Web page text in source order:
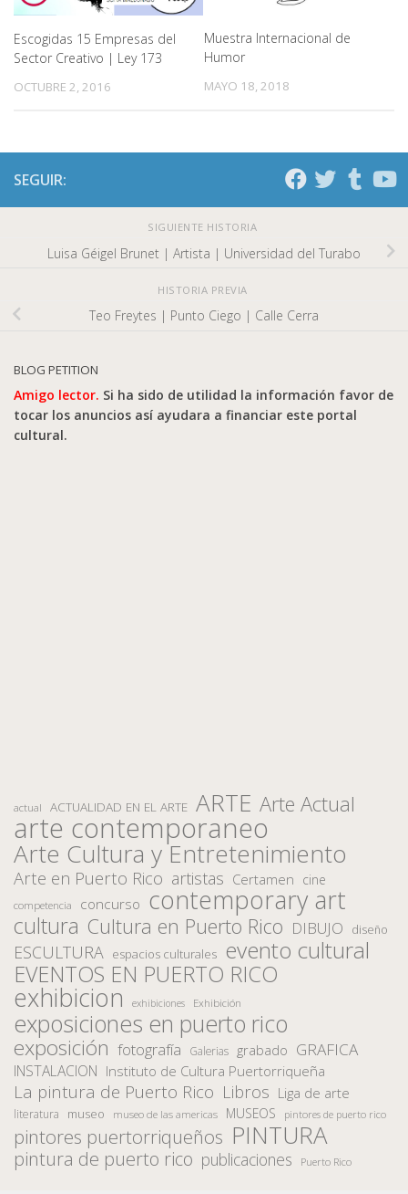
Escogidas 15 Empresas del
Sector Creativo | Ley 173
OCTUBRE 2, 2016
Muestra Internacional de
Humor
MAYO 18, 2018
SEGUIR:
SIGUIENTE HISTORIA
Luisa Géigel Brunet | Artista | Universidad del Turabo
HISTORIA PREVIA
Teo Freytes | Punto Ciego | Calle Cerra
BLOG PETITION
Amigo lector. Si ha sido de utilidad la información favor de
tocar los anuncios así ayudara a financiar este portal
cultural.
actual ACTUALIDAD EN EL ARTE ARTE Arte Actual
arte contemporaneo
Arte Cultura y Entretenimiento
Arte en Puerto Rico artistas Certamen cine
competencia concurso contemporary art
cultura Cultura en Puerto Rico DIBUJO diseño
ESCULTURA espacios culturales evento cultural
EVENTOS EN PUERTO RICO
exhibicion exhibiciones Exhibición
exposiciones en puerto rico
exposición fotografía Galerias grabado GRAFICA
INSTALACION Instituto de Cultura Puertorriqueña
La pintura de Puerto Rico Libros Liga de arte
literatura museo museo de las americas MUSEOS pintores de puerto rico
pintores puertorriqueños PINTURA
pintura de puerto rico publicaciones Puerto Rico